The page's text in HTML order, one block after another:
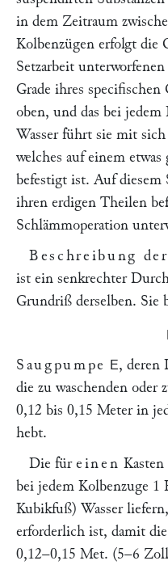
in dem Zeitraum
Kolbenzügen erfolgt die
Setzarbeit
Grade ihres
oben, und das bei jedem
Wasser führt sie mit
welches auf einem
befestigt ist. Auf diesem
ihren erdigen Theilen
Schlämmoperation
Beschreibung
ist ein senkrechter
Grundriß derselben. Sie
Saugpumpe E, deren
die zu waschenden oder
0,12 bis 0,15 Meter in
hebt.
Die für einen Kasten
bei jedem Kolbenzuge
Kubikfuß) Wasser
erforderlich ist, damit
0,12–0,15 Met. (5–6